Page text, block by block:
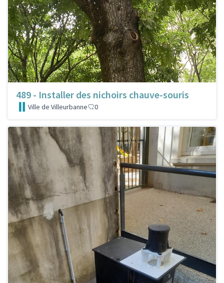
489 - Installer des nichoirs chauve-souris
Ville de Villeurbanne 0